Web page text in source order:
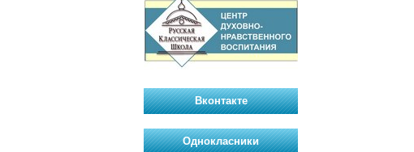
Вконтакте
Однокласники